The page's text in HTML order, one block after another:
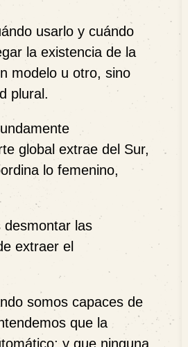
usarlo y cuándo
la existencia de la
modelo u otro, sino
plural.
global extrae del Sur,
lo femenino,
las
extraer el
somos capaces de
que la
y que ninguna